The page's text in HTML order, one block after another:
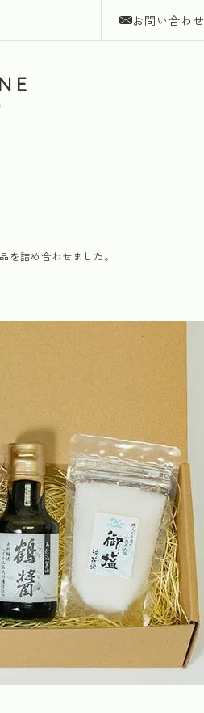
お問い合わせ
を詰め合わせました。